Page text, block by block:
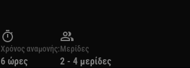
Χρόνος αναμονής:
6 ώρες
Μερίδες
2 - 4 μερίδες